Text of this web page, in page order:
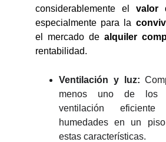
considerablemente el
valor
especialmente para la
el mercado de alquiler
rentabilidad.
Ventilación y luz:
menos uno de los
ventilación
humedades en un
estas características.